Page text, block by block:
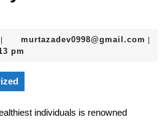
Decembermurtazadev0998@gmail.com
pm
individuals is renowned